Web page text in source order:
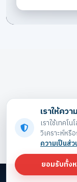
เราให้ค
เราใช้เทคโ
วิเคราะห์ห
ความเป็นส่
ยอมรับทั้ง